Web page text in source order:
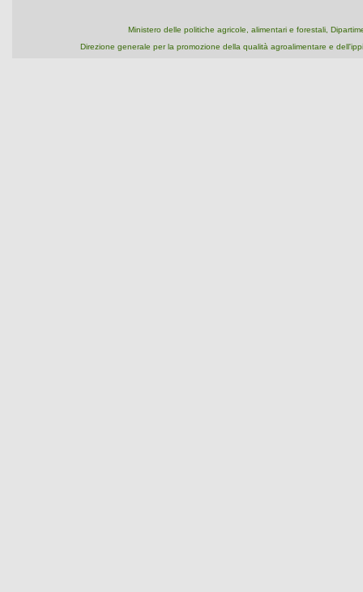
Ministero delle politiche agricole, alimentari e forestali,
Direzione generale per la promozione della qualità agroalimentare e